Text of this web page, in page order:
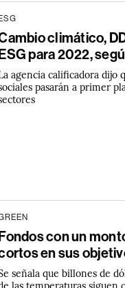
climático,
para 2022,
agencia calificadora dijo
pasarán a primer
con un
en sus
señala que billones de
las temperaturas siguen